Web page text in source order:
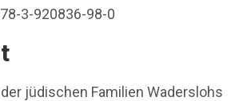
3-920836-98-0
jüdischen Familien Waderslohs